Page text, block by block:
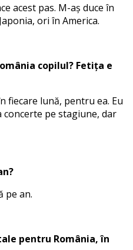
acest pas. M-aș duce în
ori în America.
copilul? Fetița e
fiecare lună, pentru ea. Eu
pe stagiune, dar
pe an.
pentru România, în